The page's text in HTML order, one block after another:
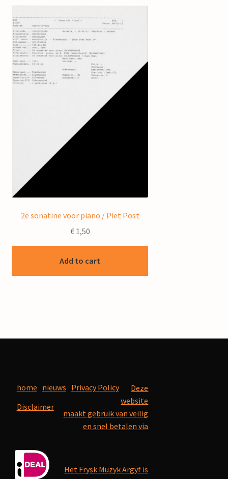
2e sonatine voor piano / Piet Post
€1,50
Add to cart
home nieuws Privacy Policy
Disclaimer
Deze
website
maakt gebruik van veilig
en snel betalen via
Het Frysk Muzyk Argyf is